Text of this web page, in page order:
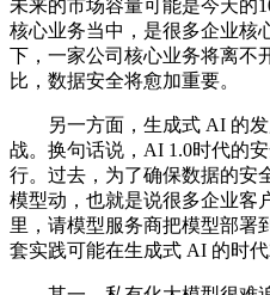
未来的市场容量可能是今天的
核心业务当中，是很多企业核
下，一家公司核心业务将离
比，数据安全将愈加重要。
另一方面，生成式 AI 的发
战。换句话说，AI 1.0时代的
行。过去，为了确保数据的安
模型动，也就是说很多企业客
里，请模型服务商把模型部署
套实践可能在生成式 AI 的时代